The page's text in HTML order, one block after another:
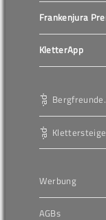
Frankenjura
KletterApp
Klettersteige
Werbung
AGBs